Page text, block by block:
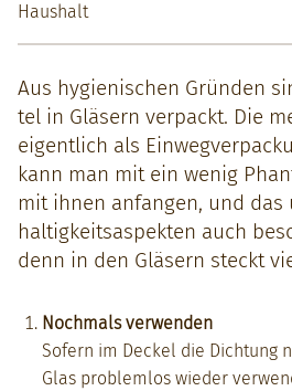
Haushalt
Aus hygien­is­chen Grün­den
tel in Gläsern ver­packt. Die
eigentlich als
kann man mit ein wenig
mit ihnen anfan­gen, und
haltigkeit­saspek­ten auch
denn in den Gläsern steckt
Nochmals ver­wen­den
Sofern im Deck­el die Dich­tung
Glas prob­lem­los wieder